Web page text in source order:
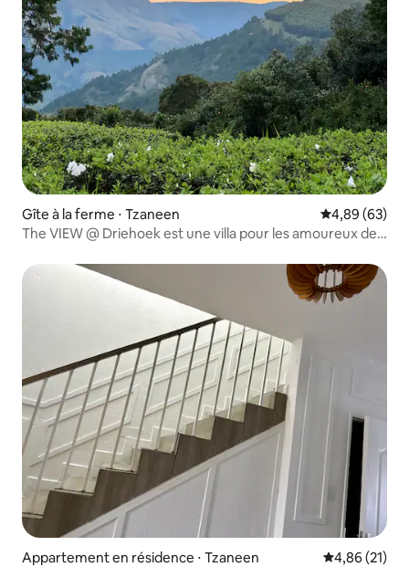
Gîte à la ferme ⋅ Tzaneen Évaluation
4,89 (63)
The VIEW @ Driehoek est une villa pour les amoureux de
Appartement en résidence ⋅ Tzaneen Évaluation
4,86 (21)